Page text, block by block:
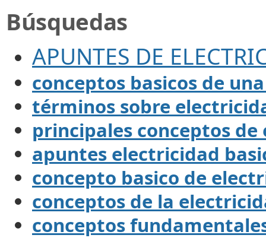
Búsquedas
APUNTES DE
conceptos basicos de
términos sobre
principales conceptos
apuntes electricidad
concepto basico de
conceptos de la
conceptos